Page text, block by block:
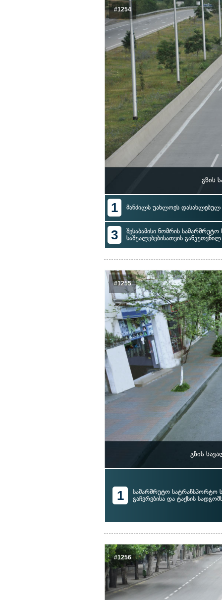
#1254
გზის
1 მანძილს უახლოეს დასახლებულ
3
შესაბამისი ნომრის
საშუალებებისათვის
#1255
გზის
1
სამარშრუტო სატრანსპორტო
გაჩერებისა და ტაქსის
#1256